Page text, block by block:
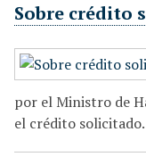
Sobre crédito
por el Ministro de
el crédito solicitado.